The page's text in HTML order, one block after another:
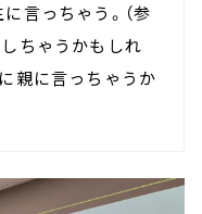
言っちゃう。（参
ちゃうかもしれ
親に言っちゃうか